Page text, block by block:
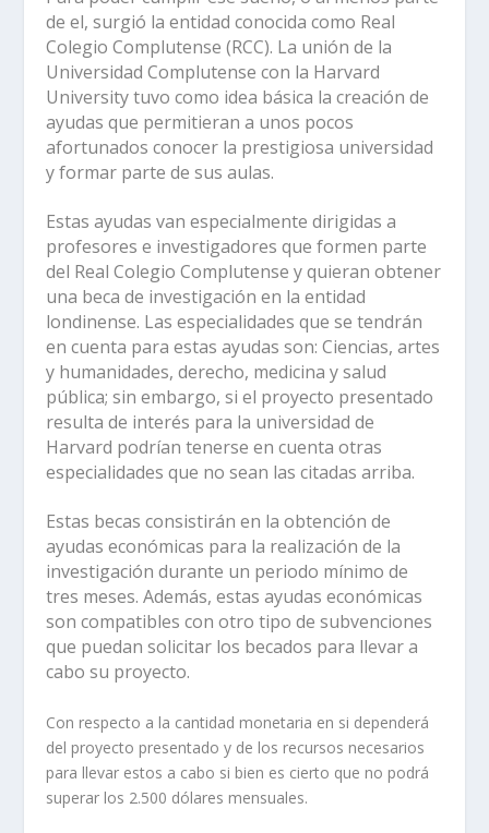
de el, surgió la entidad conocida como Real
Colegio Complutense (RCC). La unión de la
Universidad Complutense con la Harvard
University tuvo como idea básica la creación de
ayudas que permitieran a unos pocos
afortunados conocer la prestigiosa universidad
y formar parte de sus aulas.
Estas ayudas van especialmente dirigidas a
profesores e investigadores que formen parte
del Real Colegio Complutense y quieran obtener
una beca de investigación en la entidad
londinense. Las especialidades que se tendrán
en cuenta para estas ayudas son: Ciencias, artes
y humanidades, derecho, medicina y salud
pública; sin embargo, si el proyecto presentado
resulta de interés para la universidad de
Harvard podrían tenerse en cuenta otras
especialidades que no sean las citadas arriba.
Estas becas consistirán en la obtención de
ayudas económicas para la realización de la
investigación durante un periodo mínimo de
tres meses. Además, estas ayudas económicas
son compatibles con otro tipo de subvenciones
que puedan solicitar los becados para llevar a
cabo su proyecto.
Con respecto a la cantidad monetaria en si dependerá
del proyecto presentado y de los recursos necesarios
para llevar estos a cabo si bien es cierto que no podrá
superar los 2.500 dólares mensuales.